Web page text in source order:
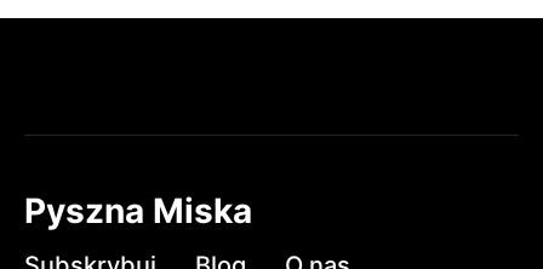
Pyszna Miska